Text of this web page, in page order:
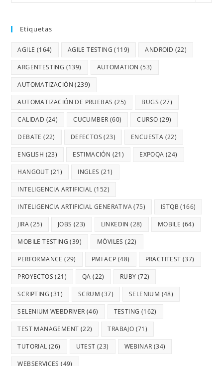
Etiquetas
AGILE (164) AGILE TESTING (119) ANDROID (22)
ARGENTESTING (139) AUTOMATION (53)
AUTOMATIZACIÓN (239)
AUTOMATIZACIÓN DE PRUEBAS (25) BUGS (27)
CALIDAD (24) CUCUMBER (60) CURSO (29)
DEBATE (22) DEFECTOS (23) ENCUESTA (22)
ENGLISH (23) ESTIMACIÓN (21) EXPOQA (24)
HANGOUT (21) INGLES (21)
INTELIGENCIA ARTIFICIAL (152)
INTELIGENCIA ARTIFICIAL GENERATIVA(75) ISTQB (166)
JIRA(25) JOBS (23) LINKEDIN (28) MOBILE (64)
MOBILE TESTING (39) MÓVILES (22)
PERFORMANCE (29) PMI ACP (48) PRACTITEST (37)
PROYECTOS (21) QA (22) RUBY (72)
SCRIPTING (31) SCRUM (37) SELENIUM (48)
SELENIUM WEBDRIVER (46) TESTING (162)
TEST MANAGEMENT (22) TRABAJO (71)
TUTORIAL (26) UTEST (23) WEBINAR (34)
WEBSERVICES (49)